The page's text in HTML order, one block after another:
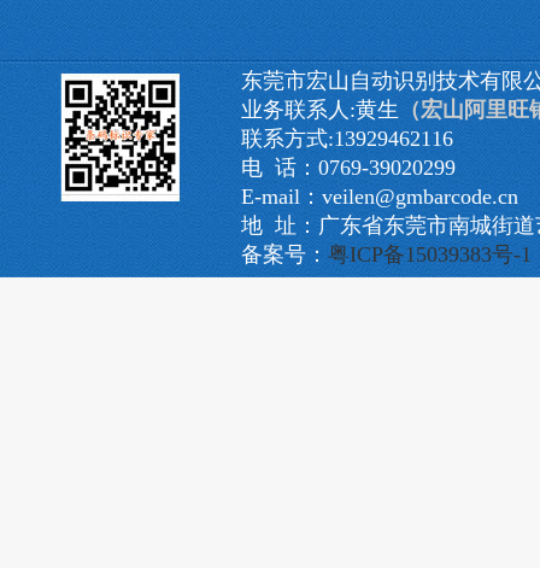
东莞市宏山自动识别技术有限
业务联系人:黄生 （宏山阿里旺
联系方式:13929462116
电 话：0769-39020299
E-mail：veilen@gmbarcode.cn
地 址：广东省东莞市南城街
备案号： 粤ICP备15039383号-1